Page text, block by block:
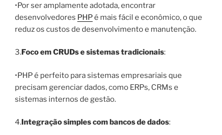
•Por ser amplamente adotada, encontrar
desenvolvedores PHPé mais fácil e econômico, o que
reduz os custos de desenvolvimento e manutenção.
3.Foco em CRUDs e sistemas tradicionais:
•PHP é perfeito para sistemas empresariais que
precisam gerenciar dados, como ERPs, CRMs e
sistemas internos de gestão.
4.Integração simples com bancos de dados: